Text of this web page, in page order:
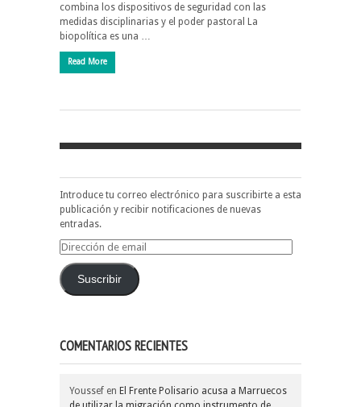
combina los dispositivos de seguridad con las
medidas disciplinarias y el poder pastoral La
biopolítica es una …
Read More
Introduce tu correo electrónico para suscribirte a esta
publicación y recibir notificaciones de nuevas
entradas.
Dirección
emailSuscribir
COMENTARIOS RECIENTES
Youssef en El Frente Polisario acusa a Marruecos